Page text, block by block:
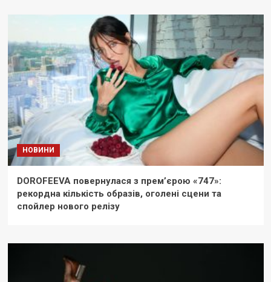
НОВИНИ
DOROFEEVA повернулася з прем’єрою «747»:
рекордна кількість образів, оголені сцени та
спойлер нового релізу